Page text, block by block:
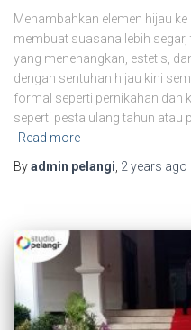
Menambahkan elemen hijau
membuat suasana lebih
yang menenangkan, estetis,
dengan sentuhan hijau kini
formal seperti pernikahan dan
seperti pesta ulang tahun atau
Read more
Byadmin pelangi 2 years ago